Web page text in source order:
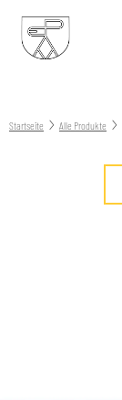
Startseite Alle Produkte